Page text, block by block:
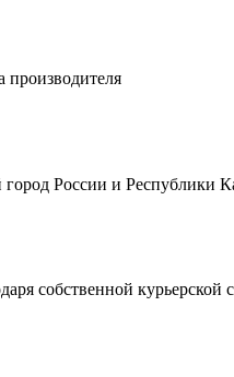
производителя
России и Республики
собственной курьерской